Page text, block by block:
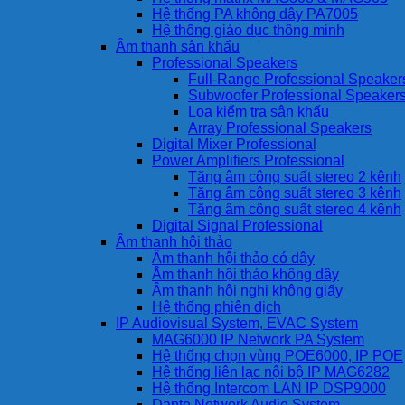
Hệ thống PA không dây PA7005
Hệ thống giáo dục thông minh
Âm thanh sân khấu
Professional Speakers
Full-Range Professional
Subwoofer Professional
Loa kiểm tra sân khấu
Array Professional Speakers
Digital Mixer Professional
Power Amplifiers Professional
Tăng âm công suất stereo 2 kênh
Tăng âm công suất stereo 3 kênh
Tăng âm công suất stereo 4 kênh
Digital Signal Professional
Âm thanh hội thảo
Âm thanh hội thảo có dây
Âm thanh hội thảo không dây
Âm thanh hội nghị không giấy
Hệ thống phiên dịch
IP Audiovisual System, EVAC System
MAG6000 IP Network PA System
Hệ thống chọn vùng POE6000, IP POE
Hệ thống liên lạc nội bộ IP MAG6282
Hệ thống Intercom LAN IP DSP9000